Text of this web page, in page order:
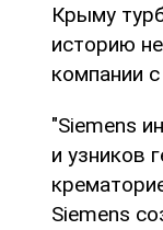
Крыму
историю
компании
"Siemens
и узников
Siemens